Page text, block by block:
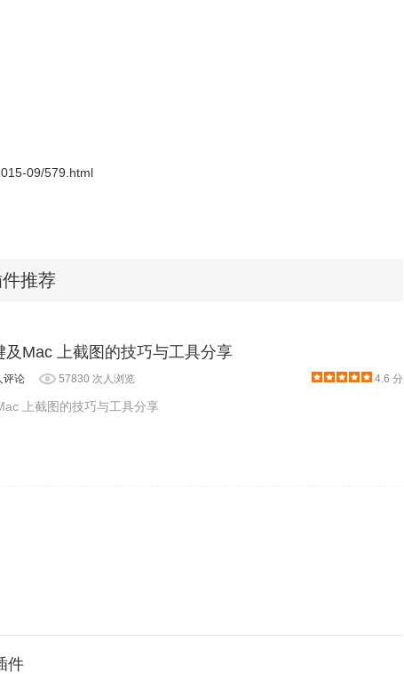
对大部分用户已经足够了，如果想要获得更长的录制时间，可
09/579.html
推荐
及Mac 上截图的技巧与工具分享
评论 57830 次人浏览 4.6 分
上截图的技巧与工具分享
件